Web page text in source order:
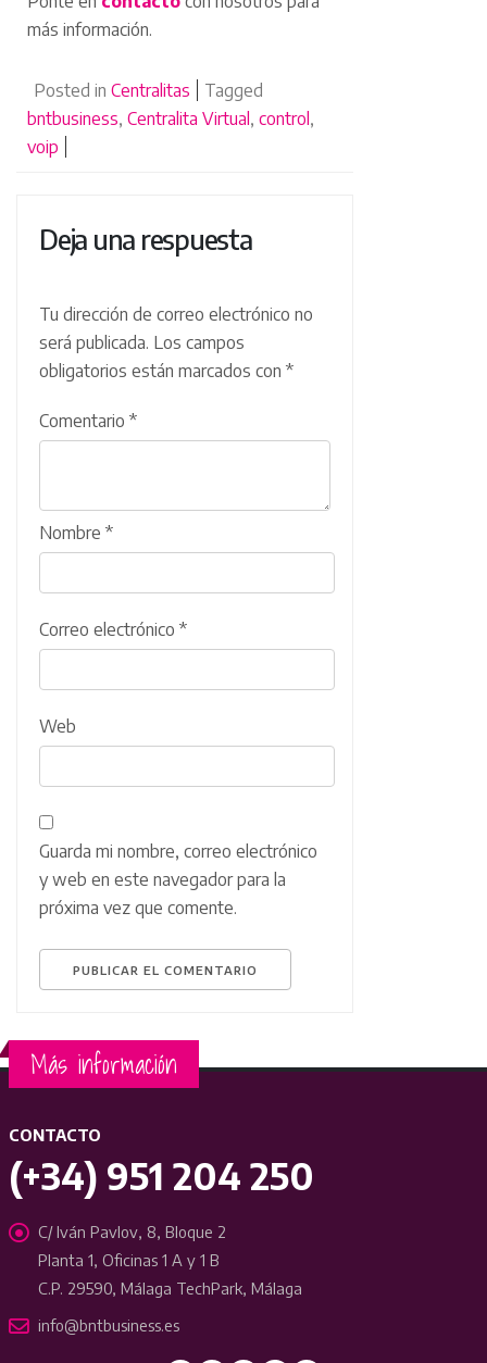
más información.
Posted in Centralitas
Tagged
bntbusiness, Centralita Virtual, control,
voip
Deja una respuesta
Tu dirección de correo electrónico no
será publicada. Los campos
obligatorios están marcados con *
Comentario *
Nombre *
Correo electrónico *
Web
Guarda mi nombre, correo electrónico
y web en este navegador para la
próxima vez que comente.
Más información
CONTACTO
(+34) 951 204 250
C/ Iván Pavlov, 8, Bloque 2
Planta 1, Oficinas 1 A y 1 B
C.P. 29590, Málaga TechPark, Málaga
info@bntbusiness.es